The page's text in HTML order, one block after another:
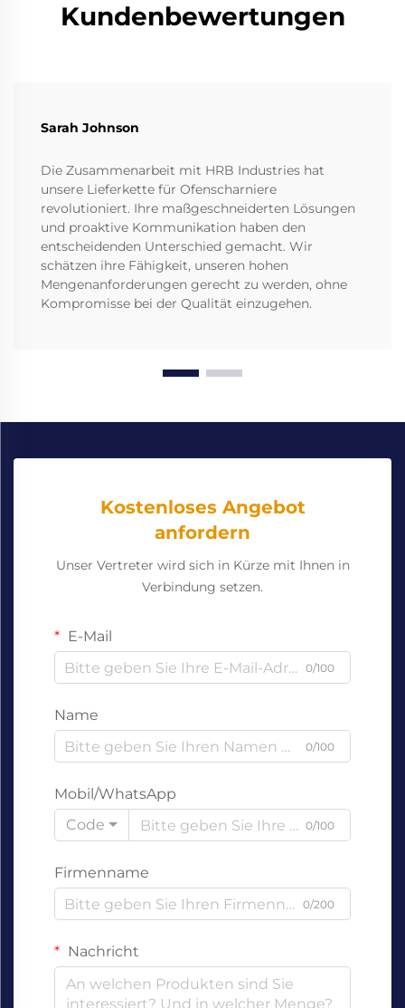
Kundenbewertungen
Sarah Johnson
Die Zusammenarbeit mit HRB Industries hat
unsere Lieferkette für Ofenscharniere
revolutioniert. Ihre maßgeschneiderten Lösungen
und proaktive Kommunikation haben den
entscheidenden Unterschied gemacht. Wir
schätzen ihre Fähigkeit, unseren hohen
Mengenanforderungen gerecht zu werden, ohne
Kompromisse bei der Qualität einzugehen.
Kostenloses Angebot
anfordern
Unser Vertreter wird sich in Kürze mit Ihnen in
Verbindung setzen.
E-Mail
0/100
Name
0/100
Mobil/WhatsApp
Code
0/100
Firmenname
0/200
Nachricht